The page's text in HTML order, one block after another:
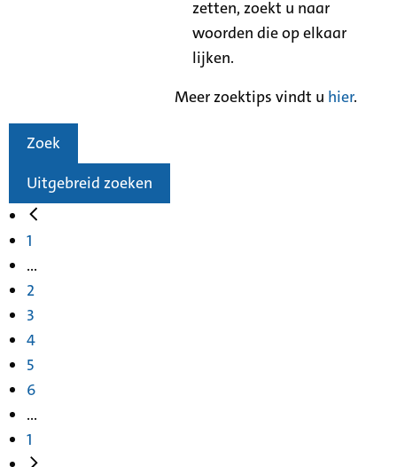
zetten, zoekt u naar
woorden die op elkaar
lijken.
Meer zoektips vindt u hier.
Zoek
Uitgebreid zoeken
1
...
2
3
4
5
6
...
1